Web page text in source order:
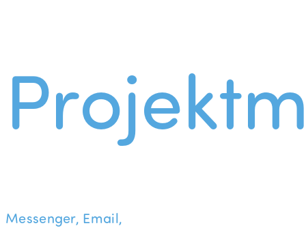
Messenger, Email,